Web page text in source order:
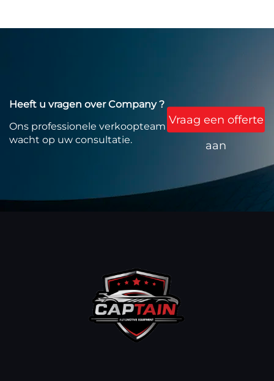
Heeft u vragen over Company ?
Ons professionele verkoopteam
wacht op uw consultatie.
Vraag een offerte
aan